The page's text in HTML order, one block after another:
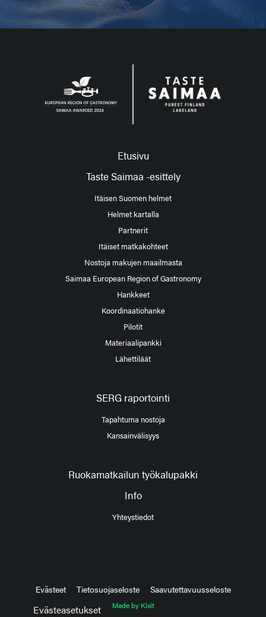
Etusivu
Taste Saimaa -esittely
Itäisen Suomen helmet
Helmet kartalla
Partnerit
Itäiset matkakohteet
Nostoja makujen maailmasta
Saimaa European Region of Gastronomy
Hankkeet
Koordinaatiohanke
Pilotit
Materiaalipankki
Lähettiläät
SERG raportointi
Tapahtuma nostoja
Kansainvälisyys
Ruokamatkailun työkalupakki
Info
Yhteystiedot
Evästeet Tietosuojaseloste Saavutettavuusseloste
Made by Kixit
Evästeasetukset